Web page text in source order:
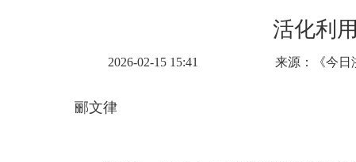
活化利
2026-02-15 15:41 来源：《今日
郦文律